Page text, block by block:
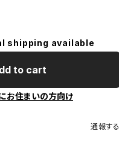
shipping available
to cart
お住まいの方向け
通報する